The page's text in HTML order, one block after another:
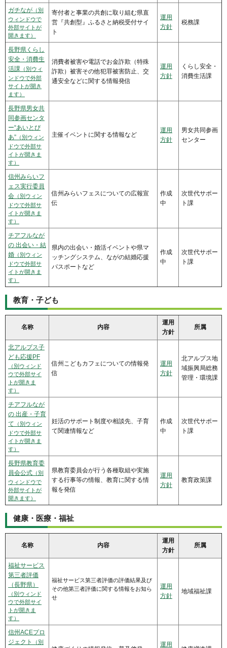
ガチなが （別
ウィンドウで
外部サイトが
開きます）
寄付者と事業の共創に取り組む県直
営『共創型』ふるさと納税受付サイ
ト
運用
方針
税務課
長野県くらし
安全・消費生
活課 （別ウィ
ンドウで外部
サイトが開き
ます）
消費者被害や電話でお金詐欺（特殊
詐欺）被害その他犯罪被害防止、交
通安全などに関する情報発信
運用
方針
くらし安全・
消費生活課
長野県男女共
同参画センタ
ー“あいとぴ
あ” （別ウィン
ドウで外部サ
イトが開きま
す）
主催イベントに関する情報など
運用
方針
男女共同参画
センター
信州みらいフ
ェス実行委員
会 （別ウィン
ドウで外部サ
イトが開きま
す）
信州みらいフェスについての広報宣
伝
作成
中
次世代サポー
ト課
チアフルなが
の 出会い・結
婚 （別ウィン
ドウで外部サ
イトが開きま
す）
県内の出会い・婚活イベントや県マ
ッチングシステム、ながの結婚応援
パスポートなど
作成
中
次世代サポー
ト課
教育・子ども
名称 内容
運用
方針
所属
北アルプス子
ども応援PF
（別ウィンド
ウで外部サイ
トが開きま
す）
信州こどもカフェについての情報発
信
運用
方針
北アルプス地
域振興局総務
管理・環境課
チアフルなが
の 出産・子育
て （別ウィン
ドウで外部サ
イトが開きま
す）
妊活のサポート制度や相談先、子育
て関連情報など
作成
中
次世代サポー
ト課
長野県教育委
員会公式 （別
ウィンドウで
外部サイトが
開きます）
県教育委員会が行う各種取組や実施
する行事等の情報、教育に関する情
報を発信
運用
方針
教育政策課
健康・医療・福祉
名称 内容
運用
方針
所属
福祉サービス
第三者評価
（長野県）
（別ウィンド
ウで外部サイ
トが開きま
す）
福祉サービス第三者評価の評価結果及び
その他第三者評価に関する情報をお知ら
せ
運用
方針
地域福祉課
信州ACEプロ
ジェクト
（別
運用